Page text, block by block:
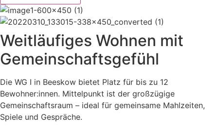
Weitläufiges Wohnen mit
Gemeinschaftsgefühl
Die WG I in Beeskow bietet Platz für bis zu 12
Bewohner:innen. Mittelpunkt ist der großzügige
Gemeinschaftsraum – ideal für gemeinsame Mahlzeiten,
Spiele und Gespräche.